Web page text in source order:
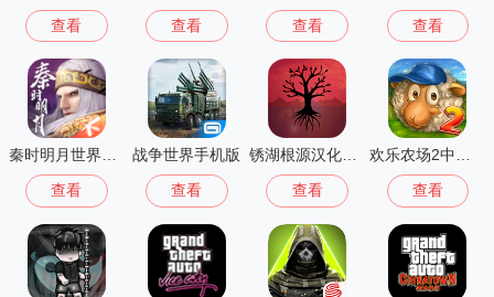
查看 查看 查看 查看
查看
战争世界手机版
查看 查看 查看